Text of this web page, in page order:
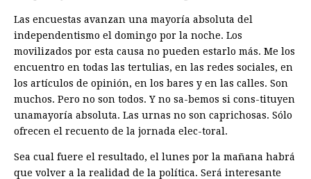
Las encuestas avanzan una mayoría absoluta del
independentismo el domingo por la noche. Los
movilizados por esta causa no pueden estarlo más. Me los
encuentro en todas las tertulias, en las redes sociales, en
los artículos de opinión, en los bares y en las calles. Son
muchos. Pero no son todos. Y no sa-bemos si cons-tituyen
unamayoría absoluta. Las urnas no son caprichosas. Sólo
ofrecen el recuento de la jornada elec-toral.
Sea cual fuere el resultado, el lunes por la mañana habrá
que volver a la realidad de la política. Será interesante